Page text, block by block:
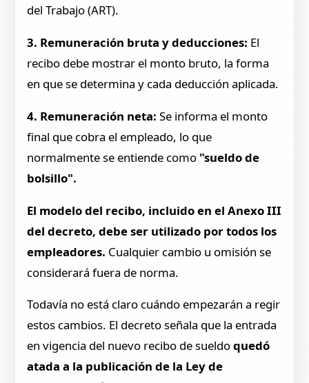
del Trabajo (ART).
3. Remuneración bruta y deducciones: El
recibo debe mostrar el monto bruto, la forma
en que se determina y cada deducción aplicada.
4. Remuneración neta:Se informa el monto
final que cobra el empleado, lo que
normalmente se entiende como "sueldo de
bolsillo".
El modelo del recibo, incluido en el Anexo III
del decreto, debe ser utilizado por todos los
empleadores. Cualquier cambio u omisión se
considerará fuera de norma.
Todavía no está claro cuándo empezarán a regir
estos cambios. El decreto señala que la entrada
en vigencia del nuevo recibo de sueldoquedó
atada a la publicación de la Ley de